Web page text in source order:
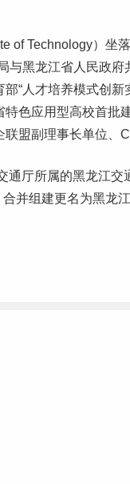
of Technology）坐
与黑龙江省人民政
“人才培养模式创
色应用型高校首批
盟副理事长单位、
通厅所属的黑龙江交
并组建更名为黑龙